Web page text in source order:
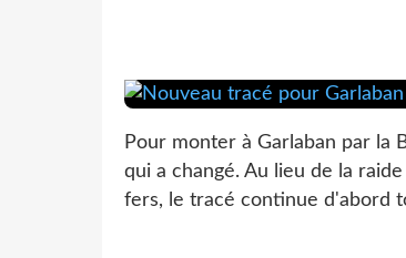
Pour monter à Garlaban par la
qui a changé. Au lieu de la
fers, le tracé continue d'abord